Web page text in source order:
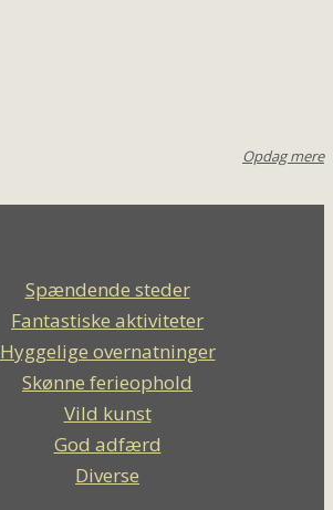
Opdag mere
Spændende steder
Fantastiske aktiviteter
Hyggelige overnatninger
Skønne ferieophold
Vild kunst
God adfærd
Diverse